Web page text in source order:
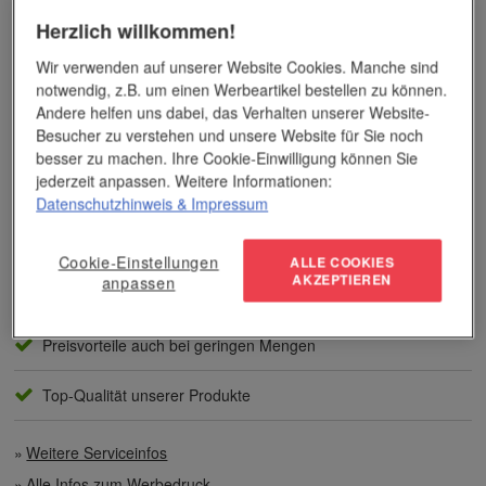
Bereich der Werbemittelveredelung und im Werbeartikel-Markt.
Dieses Wissen kommt unseren Kunden tagtäglich zugute,
insbesondere wenn es um professionellenWerbedruckund
andere Veredelungsverfahren geht.
Unser Service
Zahlen per Rechnung
Preisvorteile auch bei geringen Mengen
Top-Qualität unserer Produkte
Weitere Serviceinfos
Herzlich willkommen!
Wir verwenden auf unserer Website Cookies. Manche sind
notwendig, z.B. um einen Werbeartikel bestellen zu können.
Andere helfen uns dabei, das Verhalten unserer Website-
Besucher zu verstehen und unsere Website für Sie noch
besser zu machen. Ihre Cookie-Einwilligung können Sie
jederzeit anpassen. Weitere Informationen:
Datenschutzhinweis & Impressum
Cookie-Einstellungen
anpassen
ALLE COOKIES
AKZEPTIEREN